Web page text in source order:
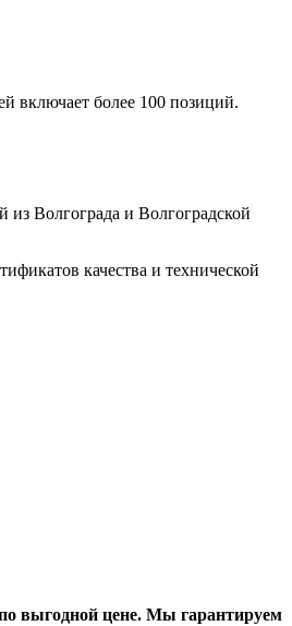
включает более 100 позиций.
Волгограда и Волгоградской
качества и технической
выгодной цене. Мы гарантируем